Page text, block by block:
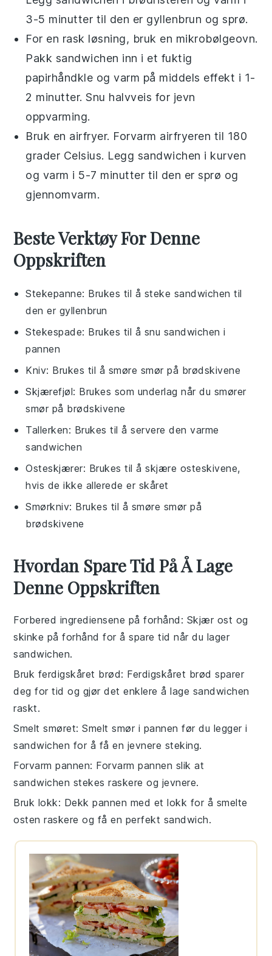
3-5 minutter til den er gyllenbrun og sprø.
For en rask løsning, bruk en mikrobølgeovn.
Pakk sandwichen inn i et fuktig
papirhåndkle og varm på middels effekt i 1-
2 minutter. Snu halvveis for jevn
oppvarming.
Bruk en airfryer. Forvarm airfryeren til 180
grader Celsius. Legg sandwichen i kurven
og varm i 5-7 minutter til den er sprø og
gjennomvarm.
Beste Verktøy For Denne
Oppskriften
Stekepanne: Brukes til å steke sandwichen til
den er gyllenbrun
Stekespade: Brukes til å snu sandwichen i
pannen
Kniv: Brukes til å smøre smør på brødskivene
Skjærefjøl: Brukes som underlag når du smører
smør på brødskivene
Tallerken: Brukes til å servere den varme
sandwichen
Osteskjærer: Brukes til å skjære osteskivene,
hvis de ikke allerede er skåret
Smørkniv: Brukes til å smøre smør på
brødskivene
Hvordan Spare Tid På Å Lage
Denne Oppskriften
Forbered ingrediensene på forhånd : Skjær ost og
skinke på forhånd for å spare tid når du lager
sandwichen.
Bruk ferdigskåret brød: Ferdigskåret brød sparer
deg for tid og gjør det enklere å lage sandwichen
raskt.
Smelt smøret: Smeltsmør i pannen før du legger i
sandwichen for å få en jevnere steking.
Forvarm pannen: Forvarm pannen slik at
sandwichen stekes raskere og jevnere.
Bruk lokk: Dekk pannen med et lokk for å smelte
osten raskere og få en perfekt sandwich.